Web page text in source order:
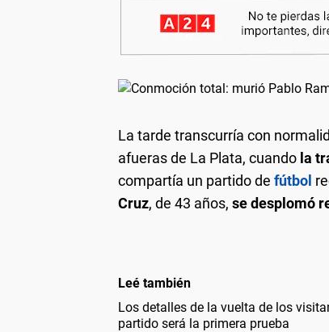
La tarde transcurría con
afueras de La Plata, cuando la
compartía un partido de fútbol
Cruz, de 43 años, se desplomó
Leé también
Los detalles de la vuelta de los
partido será la primera prueba